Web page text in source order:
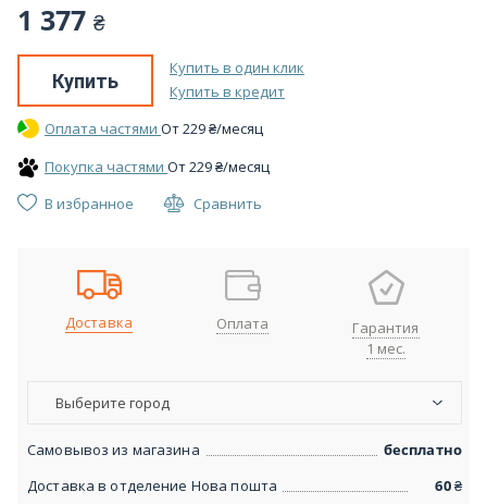
1 377 ₴
Купить
Купить в один клик
Купить в кредит
Оплата частями От229₴/месяц
Покупка частями От229₴/месяц
В избранное
Сравнить
Доставка Оплата
Гарантия
1 мес.
Выберите город
Самовывоз из магазина
бесплатно
Доставка в отделение Нова пошта
60₴